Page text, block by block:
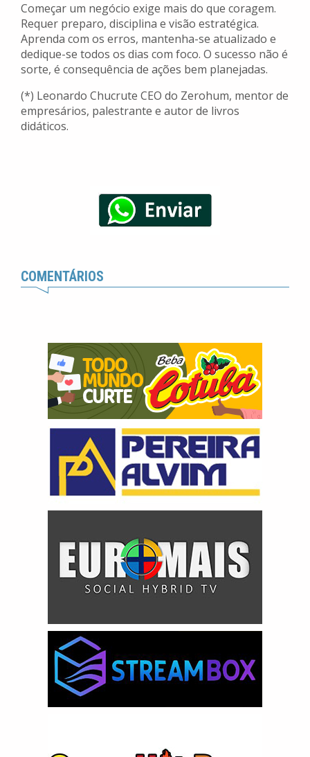
Começar um negócio exige mais do que coragem.
Requer preparo, disciplina e visão estratégica.
Aprenda com os erros, mantenha-se atualizado e
dedique-se todos os dias com foco. O sucesso não é
sorte, é consequência de ações bem planejadas.
(*) Leonardo Chucrute CEO do Zerohum, mentor de
empresários, palestrante e autor de livros
didáticos.
COMENTÁRIOS